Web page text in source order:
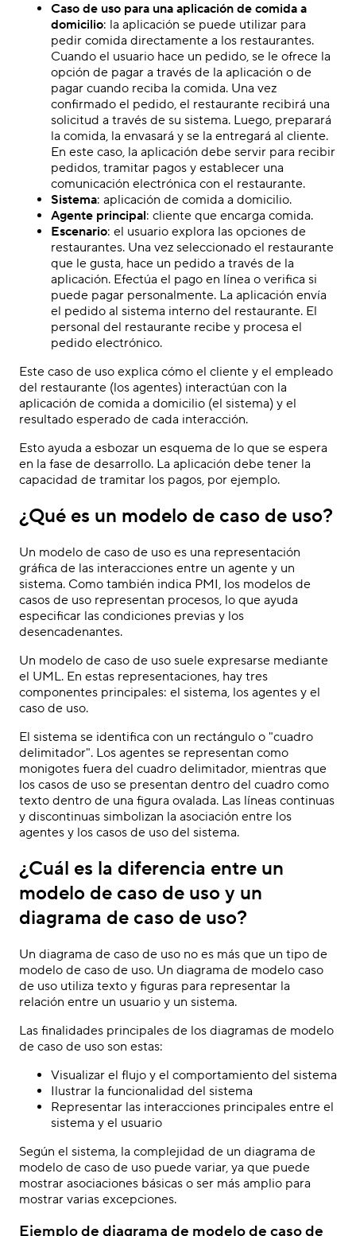
Caso de uso para una aplicación de comida a
domicilio: la aplicación se puede utilizar para
pedir comida directamente a los restaurantes.
Cuando el usuario hace un pedido, se le ofrece la
opción de pagar a través de la aplicación o de
pagar cuando reciba la comida. Una vez
confirmado el pedido, el restaurante recibirá una
solicitud a través de su sistema. Luego, preparará
la comida, la envasará y se la entregará al cliente.
En este caso, la aplicación debe servir para recibir
pedidos, tramitar pagos y establecer una
comunicación electrónica con el restaurante.
Sistema: aplicación de comida a domicilio.
Agente principal: cliente que encarga comida.
Escenario: el usuario explora las opciones de
restaurantes. Una vez seleccionado el restaurante
que le gusta, hace un pedido a través de la
aplicación. Efectúa el pago en línea o verifica si
puede pagar personalmente. La aplicación envía
el pedido al sistema interno del restaurante. El
personal del restaurante recibe y procesa el
pedido electrónico.
Este caso de uso explica cómo el cliente y el empleado
del restaurante (los agentes) interactúan con la
aplicación de comida a domicilio (el sistema) y el
resultado esperado de cada interacción.
Esto ayuda a esbozar un esquema de lo que se espera
en la fase de desarrollo. La aplicación debe tener la
capacidad de tramitar los pagos, por ejemplo.
¿Qué es un modelo de caso de uso?
Un modelo de caso de uso es una representación
gráfica de las interacciones entre un agente y un
sistema. Como también indica PMI, los modelos de
casos de uso representan procesos, lo que ayuda
especificar las condiciones previas y los
desencadenantes.
Un modelo de caso de uso suele expresarse mediante
el UML. En estas representaciones, hay tres
componentes principales: el sistema, los agentes y el
caso de uso.
El sistema se identifica con un rectángulo o "cuadro
delimitador". Los agentes se representan como
monigotes fuera del cuadro delimitador, mientras que
los casos de uso se presentan dentro del cuadro como
texto dentro de una figura ovalada. Las líneas continuas
y discontinuas simbolizan la asociación entre los
agentes y los casos de uso del sistema.
¿Cuál es la diferencia entre un
modelo de caso de uso y un
diagrama de caso de uso?
Un diagrama de caso de uso no es más que un tipo de
modelo de caso de uso. Un diagrama de modelo caso
de uso utiliza texto y figuras para representar la
relación entre un usuario y un sistema.
Las finalidades principales de los diagramas de modelo
de caso de uso son estas:
Visualizar el flujo y el comportamiento del sistema
Ilustrar la funcionalidad del sistema
Representar las interacciones principales entre el
sistema y el usuario
Según el sistema, la complejidad de un diagrama de
modelo de caso de uso puede variar, ya que puede
mostrar asociaciones básicas o ser más amplio para
mostrar varias excepciones.
Ejemplo de diagrama de modelo de caso de